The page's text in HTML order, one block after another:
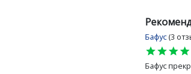
Бафус (3
star
star
star
star
Бафус